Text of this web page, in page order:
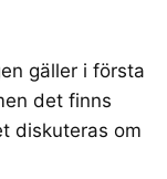
gäller i första
det finns
diskuteras om